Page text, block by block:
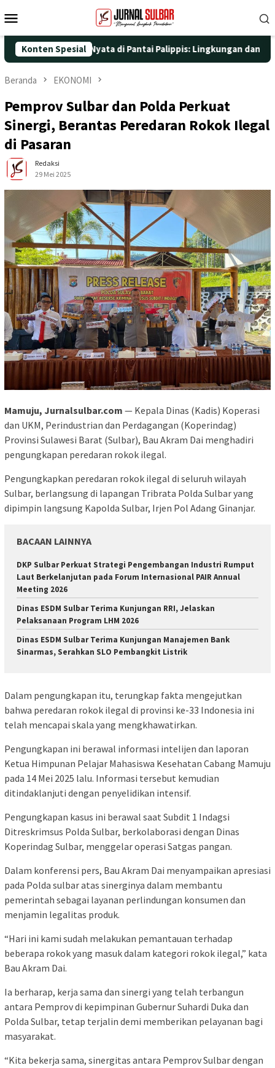
ke
Mobile
Konten Spesial
Aksi Nyata di Pantai Palippis: Lingkungan dan Kesehatan
Beranda EKONOMI
Pemprov Sulbar dan Polda Perkuat
Sinergi, Berantas Peredaran Rokok Ilegal
di Pasaran
Redaksi
29 Mei 2025
Mamuju, Jurnalsulbar.com — Kepala Dinas (Kadis) Koperasi
dan UKM, Perindustrian dan Perdagangan (Koperindag)
Provinsi Sulawesi Barat (Sulbar), Bau Akram Dai menghadiri
pengungkapan peredaran rokok ilegal.
Pengungkapkan peredaran rokok ilegal di seluruh wilayah
Sulbar, berlangsung di lapangan Tribrata Polda Sulbar yang
dipimpin langsung Kapolda Sulbar, Irjen Pol Adang Ginanjar.
BACAAN LAINNYA
DKP Sulbar Perkuat Strategi Pengembangan Industri Rumput
Laut Berkelanjutan pada Forum Internasional PAIR Annual
Meeting 2026
Dinas ESDM Sulbar Terima Kunjungan RRI, Jelaskan
Pelaksanaan Program LHM 2026
Dinas ESDM Sulbar Terima Kunjungan Manajemen Bank
Sinarmas, Serahkan SLO Pembangkit Listrik
Dalam pengungkapan itu, terungkap fakta mengejutkan
bahwa peredaran rokok ilegal di provinsi ke-33 Indonesia ini
telah mencapai skala yang mengkhawatirkan.
Pengungkapan ini berawal informasi intelijen dan laporan
Ketua Himpunan Pelajar Mahasiswa Kesehatan Cabang Mamuju
pada 14 Mei 2025 lalu. Informasi tersebut kemudian
ditindaklanjuti dengan penyelidikan intensif.
Pengungkapan kasus ini berawal saat Subdit 1 Indagsi
Ditreskrimsus Polda Sulbar, berkolaborasi dengan Dinas
Koperindag Sulbar, menggelar operasi Satgas pangan.
Dalam konferensi pers, Bau Akram Dai menyampaikan apresiasi
pada Polda sulbar atas sinerginya dalam membantu
pemerintah sebagai layanan perlindungan konsumen dan
menjamin legalitas produk.
“Hari ini kami sudah melakukan pemantauan terhadap
beberapa rokok yang masuk dalam kategori rokok ilegal,” kata
Bau Akram Dai.
Ia berharap, kerja sama dan sinergi yang telah terbangun
antara Pemprov di kepimpinan Gubernur Suhardi Duka dan
Polda Sulbar, tetap terjalin demi memberikan pelayanan bagi
masyarakat.
“Kita bekerja sama, sinergitas antara Pemprov Sulbar dengan